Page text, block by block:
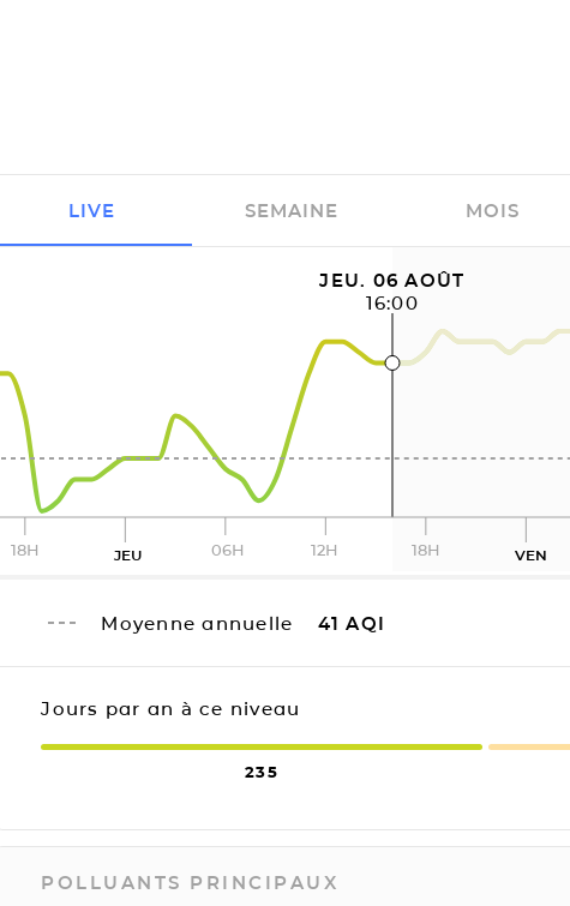
JEU. 06 AOÛT
16:00
18H JEU 06H 12H 18H VEN
Moyenne annuelle 41 AQI
Jours par an à ce niveau
235
POLLUANTS PRINCIPAUX
LIVE SEMAINE MOIS